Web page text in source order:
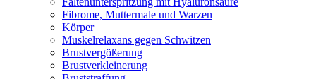
Fibrome, Muttermale und Warzen
Körper
Muskelrelaxans gegen Schwitzen
Brustvergößerung
Brustverkleinerung